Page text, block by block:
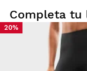
Prueba tu talla
a partir de la
Completa tu
20%